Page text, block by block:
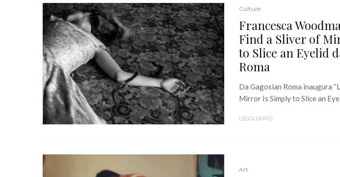
Culture
Francesca
Find a Sliver of
to Slice an Eyelid
Roma
Da Gagosian Roma inaugura
Mirror Is Simply to Slice an
LEGGI DI PIÙ
Art